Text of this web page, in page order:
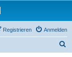
Anmelden
Registrieren